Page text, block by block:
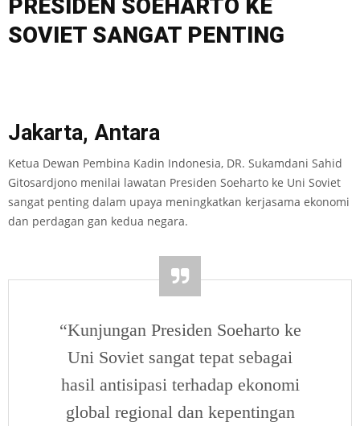
PRESIDEN SOEHARTO KE
SOVIET SANGAT PENTING
Jakarta, Antara
Ketua Dewan Pembina Kadin Indonesia, DR. Sukamdani Sahid
Gitosardjono menilai lawatan Presiden Soeharto ke Uni Soviet
sangat penting dalam upaya meningkatkan kerjasama ekonomi
dan perdagan gan kedua negara.
“Kunjungan Presiden Soeharto ke
Uni Soviet sangat tepat sebagai
hasil antisipasi terhadap ekonomi
global regional dan kepentingan